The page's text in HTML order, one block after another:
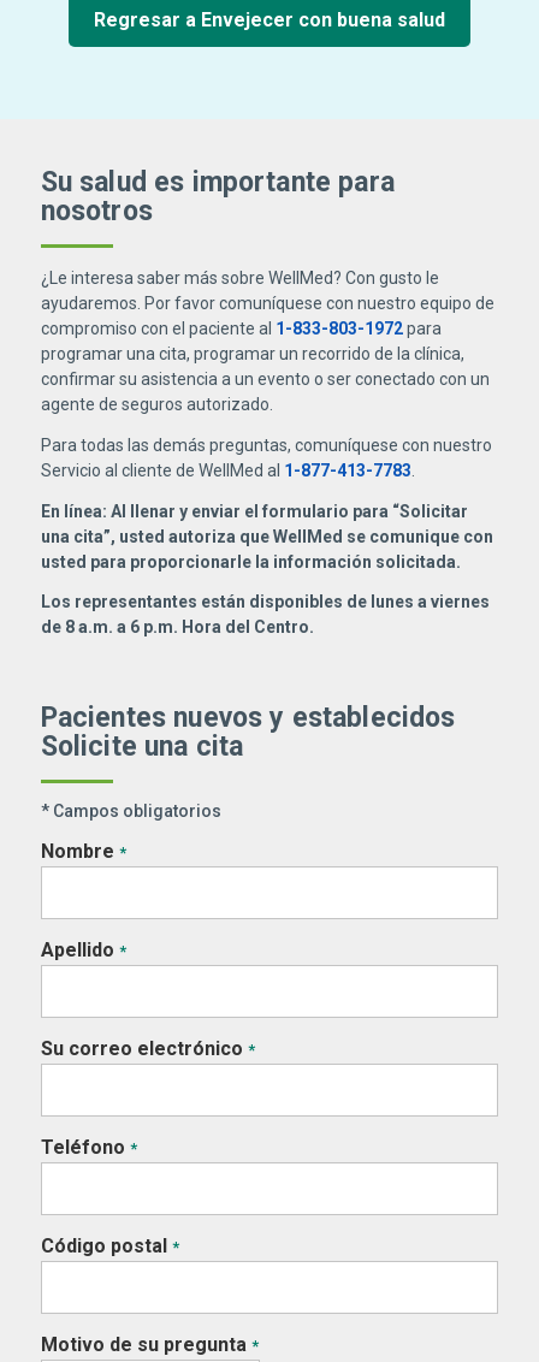
Regresar a Envejecer con buena salud
Su salud es importante para
nosotros
¿Le interesa saber más sobre WellMed? Con gusto le
ayudaremos. Por favor comuníquese con nuestro equipo de
compromiso con el paciente al 1-833-803-1972para
programar una cita, programar un recorrido de la clínica,
confirmar su asistencia a un evento o ser conectado con un
agente de seguros autorizado.
Para todas las demás preguntas, comuníquese con nuestro
Servicio al cliente de WellMed al 1-877-413-7783
En línea: Al llenar y enviar el formulario para “Solicitar
una cita”, usted autoriza que WellMed se comunique con
usted para proporcionarle la información solicitada.
Los representantes están disponibles de lunes a viernes
de 8 a.m. a 6 p.m. Hora del Centro.
Pacientes nuevos y establecidos
Solicite una cita
* Campos obligatorios
Nombre *
Apellido *
Su correo electrónico *
Teléfono *
Código postal *
Motivo de su pregunta *